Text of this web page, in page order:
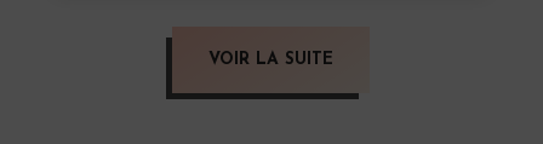
VOIR LA SUITE